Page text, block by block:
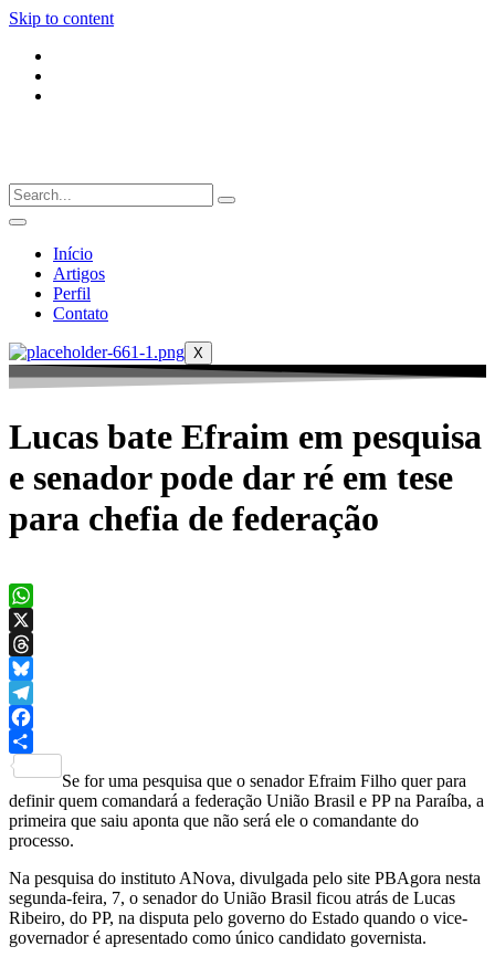
Skip to content
Início
Artigos
Perfil
Contato
X
Lucas bate Efraim em pesquisa
e senador pode dar ré em tese
para chefia de federação
WhatsApp
X
Threads
Bluesky
Telegram
Facebook
Se for uma pesquisa que o senador Efraim Filho quer para
definir quem comandará a federação União Brasil e PP na Paraíba, a
primeira que saiu aponta que não será ele o comandante do
processo.
Na pesquisa do instituto ANova, divulgada pelo site PBAgora nesta
segunda-feira, 7, o senador do União Brasil ficou atrás de Lucas
Ribeiro, do PP, na disputa pelo governo do Estado quando o vice-
governador é apresentado como único candidato governista.